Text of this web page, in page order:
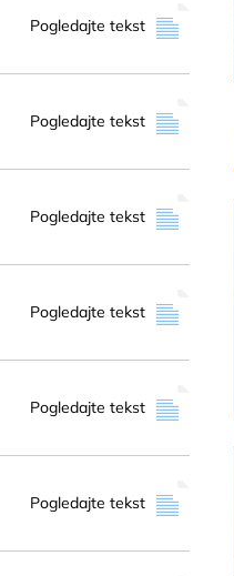
Pogledajte tekst
Pogledajte tekst
Pogledajte tekst
Pogledajte tekst
Pogledajte tekst
Pogledajte tekst